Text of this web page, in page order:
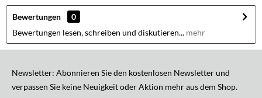
Bewertungen
0
Bewertungen lesen, schreiben und diskutieren... mehr
Newsletter: Abonnieren Sie den kostenlosen Newsletter und
verpassen Sie keine Neuigkeit oder Aktion mehr aus dem Shop.